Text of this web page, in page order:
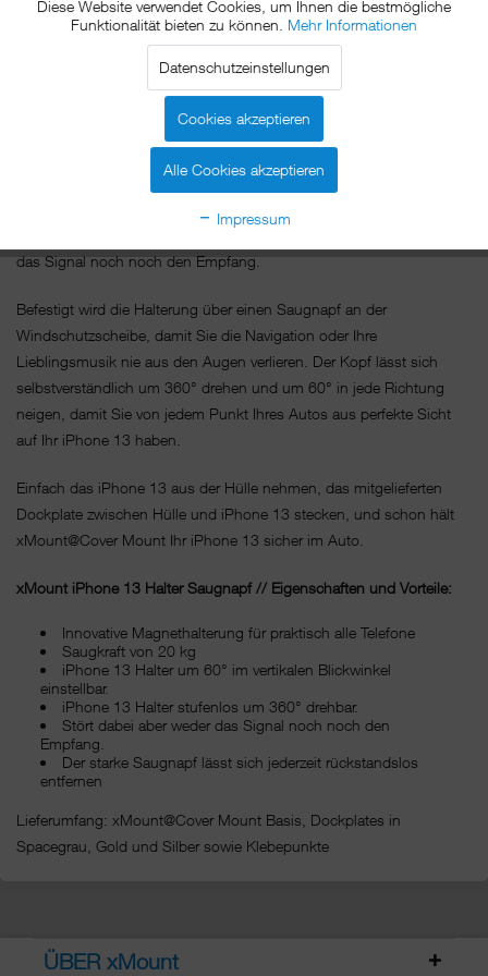
ist es sicher im Auto befestigt.
Das Geheimnis des xMount@Cover Mount ist die Dockplate, ein
kleines nur 0,2mm dickes aus Metall gefertigtes Plättchen, das Sie
problemlos zwischen Hülle und iPhone 13, direkt auf dem iPhone
können und die passgenau vom Magneten der Halterung
das Signal noch noch den Empfang.
Befestigt wird die Halterung über einen Saugnapf an der
Windschutzscheibe, damit Sie die Navigation oder Ihre
Lieblingsmusik nie aus den Augen verlieren. Der Kopf lässt sich
selbstverständlich um 360° drehen und um 60° in jede Richtung
neigen, damit Sie von jedem Punkt Ihres Autos aus perfekte Sicht
auf Ihr iPhone 13 haben.
Einfach das iPhone 13 aus der Hülle nehmen, das mitgelieferten
Dockplate zwischen Hülle und iPhone 13 stecken, und schon hält
xMount@Cover Mount Ihr iPhone 13 sicher im Auto.
xMount iPhone 13 Halter Saugnapf // Eigenschaften und Vorteile:
Innovative Magnethalterung für praktisch alle Telefone
Saugkraft von 20 kg
iPhone 13 Halter um 60° im vertikalen Blickwinkel
einstellbar.
iPhone 13 Halter stufenlos um 360° drehbar.
Stört dabei aber weder das Signal noch noch den
Empfang.
Der starke Saugnapf lässt sich jederzeit rückstandslos
entfernen
Lieferumfang: xMount@Cover Mount Basis, Dockplates in
Spacegrau, Gold und Silber sowie Klebepunkte
ÜBER xMount
Diese Website verwendet Cookies, um Ihnen die bestmögliche
Funktionalität bieten zu können. Mehr Informationen
Datenschutzeinstellungen
Cookies akzeptieren
Alle Cookies akzeptieren
Impressum